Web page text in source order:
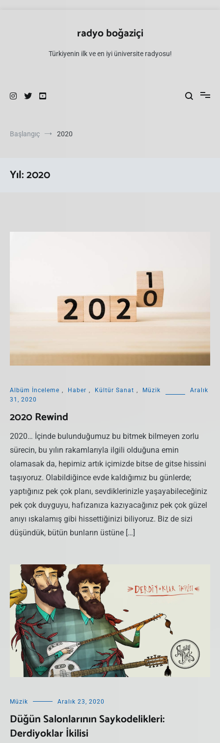
radyo boğaziçi
Türkiyenin ilk ve en iyi üniversite radyosu!
Başlangıç 2020
Yıl:2020
Albüm İnceleme , Haber , Kültür Sanat , Müzik
Aralık
31, 2020
2020 Rewind
2020… İçinde bulunduğumuz bu bitmek bilmeyen zorlu
sürecin, bu yılın rakamlarıyla ilgili olduğuna emin
olamasak da, hepimiz artık içimizde bitse de gitse hissini
taşıyoruz. Olabildiğince evde kaldığımız bu günlerde;
yaptığınız pek çok planı, sevdiklerinizle yaşayabileceğiniz
pek çok duyguyu, hafızanıza kazıyacağınız pek çok güzel
anıyı ıskalamış gibi hissettiğinizi biliyoruz. Biz de sizi
düşündük, bütün bunların üstüne […]
Müzik Aralık 23, 2020
Düğün Salonlarının Saykodelikleri:
Derdiyoklar İkilisi